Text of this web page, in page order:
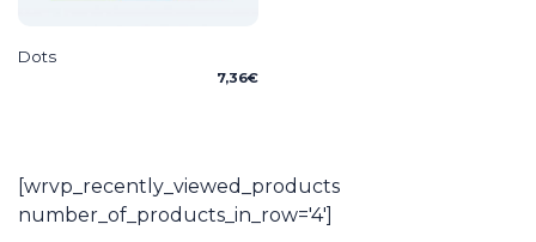
Dots
7,36€
[wrvp_recently_viewed_products
number_of_products_in_row='4']